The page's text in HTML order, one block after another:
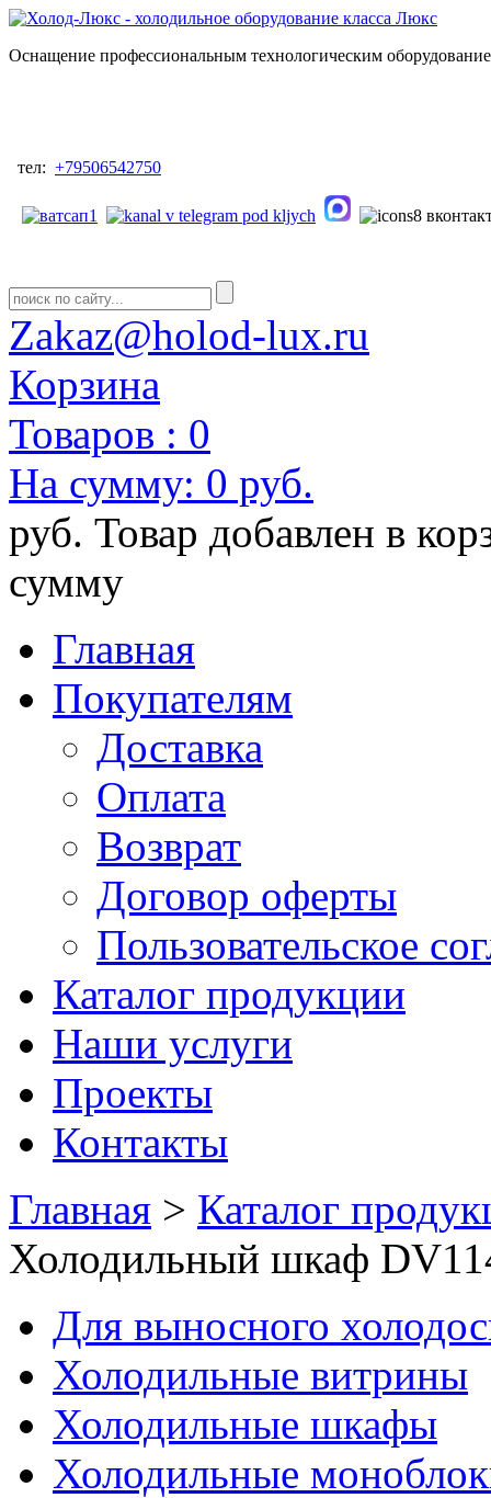
Оснащение профессиональным технологическим
тел: +79506542750
Zakaz@holod-lux.ru
Корзина
Товаров : 0
На сумму: 0 руб.
руб. Товар добавлен в
сумму
Главная
Покупателям
Доставка
Оплата
Возврат
Договор оферты
Пользовательское
Каталог продукции
Наши услуги
Проекты
Контакты
Главная > Каталог
Холодильный шкаф
Для выносного
Холодильные витрины
Холодильные шкафы
Холодильные